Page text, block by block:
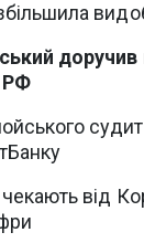
доручив
РФ
чекають від